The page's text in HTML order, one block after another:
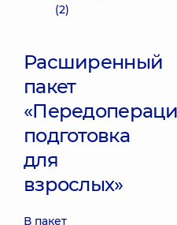
(2)
Расширенный
пакет
подготовка
для
взрослых»
В пакет